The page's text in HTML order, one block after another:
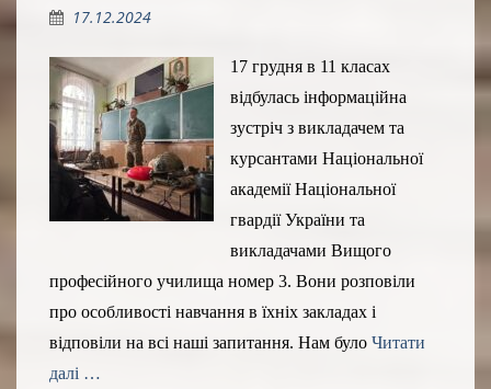
17.12.2024
17 грудня в 11 класах
відбулась інформаційна
зустріч з викладачем та
курсантами Національної
академії Національної
гвардії України та
викладачами Вищого
професійного училища номер 3. Вони розповіли
про особливості навчання в їхніх закладах і
відповіли на всі наші запитання. Нам було Читати
далі …